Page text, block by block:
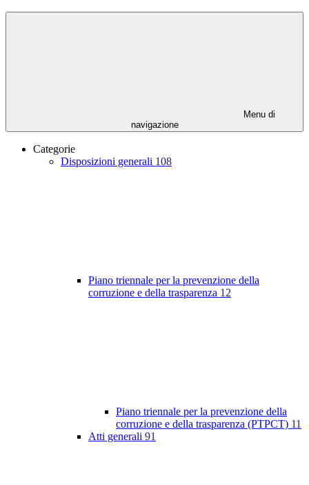
Menu di
navigazione
Categorie
Disposizioni generali 108
Piano triennale per la prevenzione della
corruzione e della trasparenza 12
Piano triennale per la prevenzione della
corruzione e della trasparenza (PTPCT) 11
Atti generali 91